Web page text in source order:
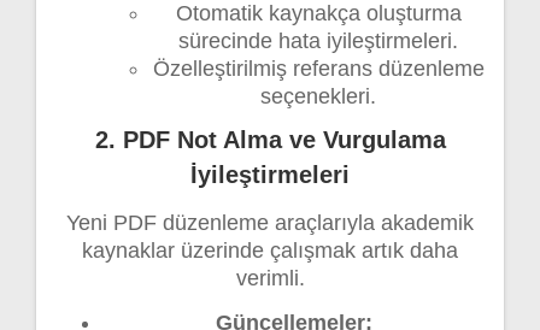
Otomatik kaynakça oluşturma
sürecinde hata iyileştirmeleri.
Özelleştirilmiş referans düzenleme
seçenekleri.
2. PDF Not Alma ve Vurgulama
İyileştirmeleri
Yeni PDF düzenleme araçlarıyla akademik
kaynaklar üzerinde çalışmak artık daha
verimli.
Güncellemeler: